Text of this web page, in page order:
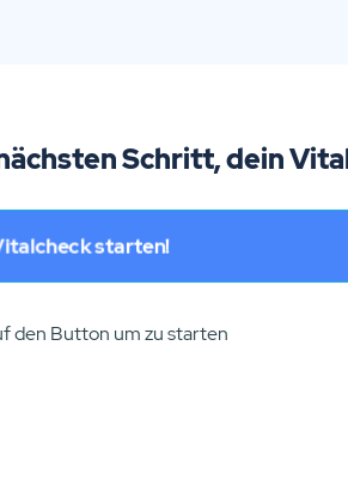
Schritt, dein
starten!
den Button um zu starten